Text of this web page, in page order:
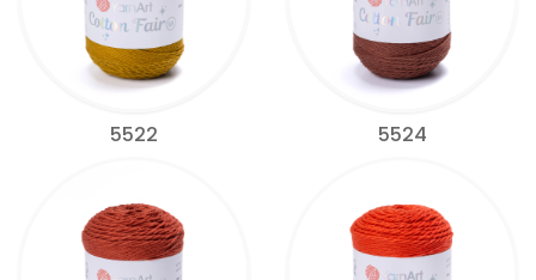
5522 5524